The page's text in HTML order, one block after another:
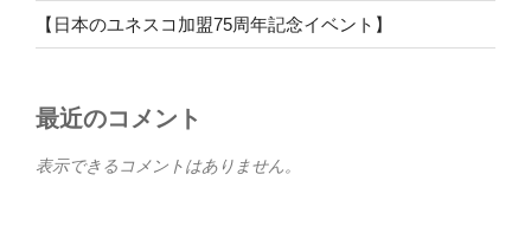
【日本のユネスコ加盟75周年記念イベント】
最近のコメント
表示できるコメントはありません。